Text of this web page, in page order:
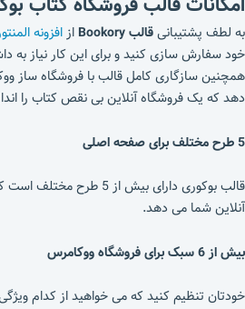
به لطف پشتیبانیقالب Bookory ازافزونه
خود سفارش سازی کنید و برای این کار نیاز به
همچنین سازگاری کامل قالب با فروشگاه ساز
دهد که یک فروشگاه آنلاین بی نقص کتاب را
5طرح مختلف برای صفحه اصلی
قالب بوکوری دارای بیش از
آنلاین شما می دهد.
بیش از 6 سبک برای فروشگاه ووکامرس
خودتان تنظیم کنید که می خواهید از کدام